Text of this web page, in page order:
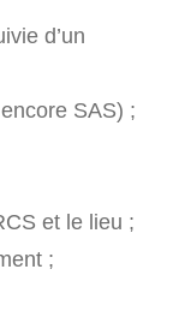
d’un
SAS) ;
et le lieu ;
;